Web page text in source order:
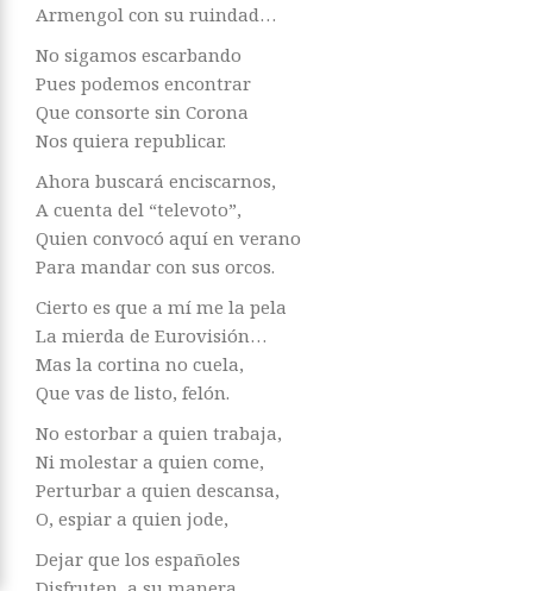
Armengol con su ruindad…
No sigamos escarbando
Pues podemos encontrar
Que consorte sin Corona
Nos quiera republicar.
Ahora buscará enciscarnos,
A cuenta del “televoto”,
Quien convocó aquí en verano
Para mandar con sus orcos.
Cierto es que a mí me la pela
La mierda de Eurovisión…
Mas la cortina no cuela,
Que vas de listo, felón.
No estorbar a quien trabaja,
Ni molestar a quien come,
Perturbar a quien descansa,
O, espiar a quien jode,
Dejar que los españoles